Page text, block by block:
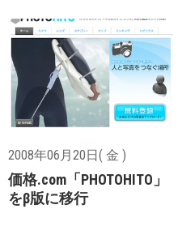
2008年06月20日( 金 )
価格.com「PHOTOHITO」
をβ版に移行